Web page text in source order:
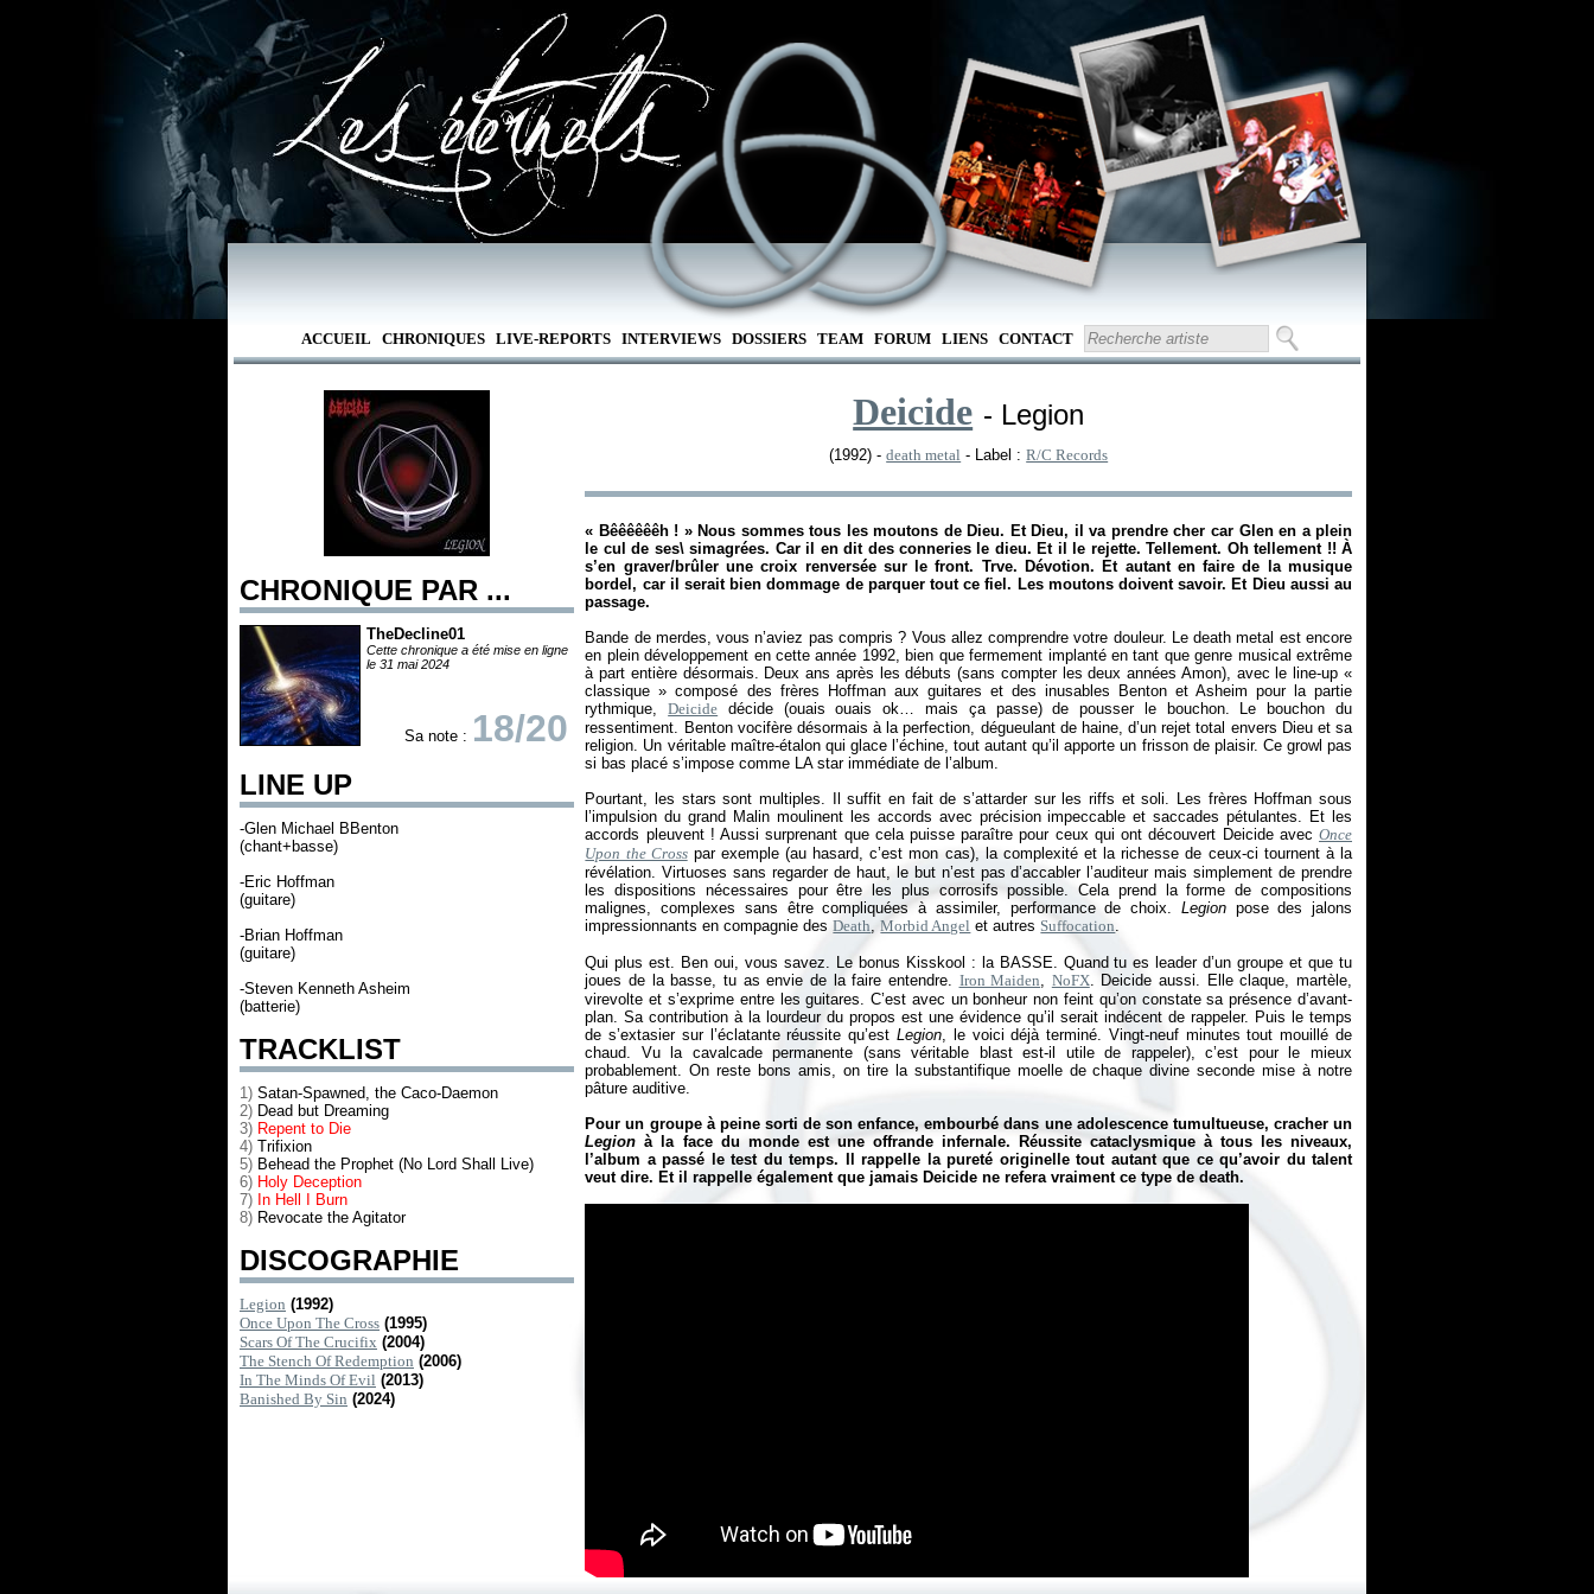
ACCUEIL CHRONIQUES LIVE-REPORTS INTERVIEWS DOSSIERS TEAM FORUM LIENS CONTACT
CHRONIQUE PAR ...
TheDecline01
Cette chronique a été mise en ligne
le 31 mai 2024
Sa note : 18/20
LINE UP
-Glen Michael BBenton
(chant+basse)
-Eric Hoffman
(guitare)
-Brian Hoffman
(guitare)
-Steven Kenneth Asheim
(batterie)
TRACKLIST
1) Satan-Spawned, the Caco-Daemon
2) Dead but Dreaming
3) Repent to Die
4) Trifixion
5) Behead the Prophet (No Lord Shall Live)
6) Holy Deception
7) In Hell I Burn
8) Revocate the Agitator
DISCOGRAPHIE
Legion (1992)
Once Upon The Cross (1995)
Scars Of The Crucifix (2004)
The Stench Of Redemption (2006)
In The Minds Of Evil (2013)
Banished By Sin (2024)
Deicide - Legion
(1992) -death metal - Label :R/C Records
« Bêêêêêêh ! » Nous sommes tous les moutons de Dieu. Et Dieu, il va prendre cher car Glen en a plein
le cul de ses\ simagrées. Car il en dit des conneries le dieu. Et il le rejette. Tellement. Oh tellement !! À
s’en graver/brûler une croix renversée sur le front. Trve. Dévotion. Et autant en faire de la musique
bordel, car il serait bien dommage de parquer tout ce fiel. Les moutons doivent savoir. Et Dieu aussi au
passage.
Bande de merdes, vous n’aviez pas compris ? Vous allez comprendre votre douleur. Le death metal est encore
en plein développement en cette année 1992, bien que fermement implanté en tant que genre musical extrême
à part entière désormais. Deux ans après les débuts (sans compter les deux années Amon), avec le line-up «
classique» composé des frères Hoffman aux guitares et des inusables Benton et Asheim pour la partie
rythmique,Deicide décide (ouais ouais ok… mais ça passe) de pousser le bouchon. Le bouchon du
ressentiment. Benton vocifère désormais à la perfection, dégueulant de haine, d’un rejet total envers Dieu et sa
religion. Un véritable maître-étalon qui glace l’échine, tout autant qu’il apporte un frisson de plaisir. Ce growl pas
si bas placé s’impose comme LA star immédiate de l’album.
Pourtant, les stars sont multiples. Il suffit en fait de s’attarder sur les riffs et soli. Les frères Hoffman sous
l’impulsion du grand Malin moulinent les accords avec précision impeccable et saccades pétulantes. Et les
accords pleuvent ! Aussi surprenant que cela puisse paraître pour ceux qui ont découvert Deicide avec Once
Upon the Crosspar exemple (au hasard, c’est mon cas), la complexité et la richesse de ceux-ci tournent à la
révélation. Virtuoses sans regarder de haut, le but n’est pas d’accabler l’auditeur mais simplement de prendre
les dispositions nécessaires pour être les plus corrosifs possible. Cela prend la forme de compositions
malignes, complexes sans être compliquées à assimiler, performance de choix. Legionpose des jalons
impressionnants en compagnie desDeath,Morbid Angel et autres Suffocation.
Qui plus est. Ben oui, vous savez. Le bonus Kisskool : la BASSE. Quand tu es leader d’un groupe et que tu
joues de la basse, tu as envie de la faire entendre. Iron Maiden, NoFX. Deicide aussi. Elle claque, martèle,
virevolte et s’exprime entre les guitares. C’est avec un bonheur non feint qu’on constate sa présence d’avant-
plan. Sa contribution à la lourdeur du propos est une évidence qu’il serait indécent de rappeler. Puis le temps
de s’extasier sur l’éclatante réussite qu’estLegion, le voici déjà terminé. Vingt-neuf minutes tout mouillé de
chaud. Vu la cavalcade permanente (sans véritable blast est-il utile de rappeler), c’est pour le mieux
probablement. On reste bons amis, on tire la substantifique moelle de chaque divine seconde mise à notre
pâture auditive.
Pour un groupe à peine sorti de son enfance, embourbé dans une adolescence tumultueuse, cracher un
Legion à la face du monde est une offrande infernale. Réussite cataclysmique à tous les niveaux,
l’album a passé le test du temps. Il rappelle la pureté originelle tout autant que ce qu’avoir du talent
veut dire. Et il rappelle également que jamais Deicide ne refera vraiment ce type de death.